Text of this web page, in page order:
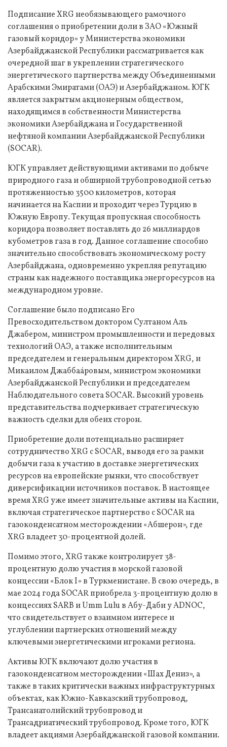
Подписание XRG необязывающего рамочного
соглашения о приобретении доли в ЗАО «Южный
газовый коридор» у Министерства экономики
Азербайджанской Республики рассматривается как
очередной шаг в укреплении стратегического
энергетического партнерства между Объединенными
Арабскими Эмиратами (ОАЭ) и Азербайджаном. ЮГК
является закрытым акционерным обществом,
находящимся в собственности Министерства
экономики Азербайджана и Государственной
нефтяной компании Азербайджанской Республики
(SOCAR).
ЮГК управляет действующими активами по добыче
природного газа и обширной трубопроводной сетью
протяженностью 3500 километров, которая
начинается на Каспии и проходит через Турцию в
Южную Европу. Текущая пропускная способность
коридора позволяет поставлять до 26 миллиардов
кубометров газа в год. Данное соглашение способно
значительно способствовать экономическому росту
Азербайджана, одновременно укрепляя репутацию
страны как надежного поставщика энергоресурсов на
международном уровне.
Соглашение было подписано Его
Превосходительством доктором Султаном Аль
Джабером, министром промышленности и передовых
технологий ОАЭ, а также исполнительным
председателем и генеральным директором XRG, и
Микаилом Джаббаáровым, министром экономики
Азербайджанской Республики и председателем
Наблюдательного совета SOCAR. Высокий уровень
представительства подчеркивает стратегическую
важность сделки для обеих сторон.
Приобретение доли потенциально расширяет
сотрудничество XRG с SOCAR, выводя его за рамки
добычи газа к участию в доставке энергетических
ресурсов на европейские рынки, что способствует
диверсификации источников поставок. В настоящее
время XRG уже имеет значительные активы на Каспии,
включая стратегическое партнерство с SOCAR на
газоконденсатном месторождении «Абшерон», где
XRG владеет 30-процентной долей.
Помимо этого, XRG также контролирует 38-
процентную долю участия в морской газовой
концессии «Блок I» в Туркменистане. В свою очередь, в
мае 2024 года SOCAR приобрела 3-процентную долю в
концессиях SARB и Umm Lulu в Абу-Даби у ADNOC,
что свидетельствует о взаимном интересе и
углублении партнерских отношений между
ключевыми энергетическими игроками региона.
Активы ЮГК включают долю участия в
газоконденсатном месторождении «Шах Дениз», а
также в таких критически важных инфраструктурных
объектах, как Южно-Кавказский трубопровод,
Трансанатолийский трубопровод и
Трансадриатический трубопровод. Кроме того, ЮГК
владеет акциями Азербайджанской газовой компании.